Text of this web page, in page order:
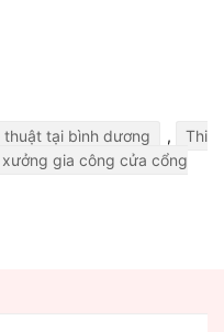
tại bình dương ,
Thi
xưởng gia công cửa cổng